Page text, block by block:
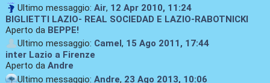
Ultimo messaggio: Air, 12 Apr 2010, 11:24
BIGLIETTI LAZIO- REAL SOCIEDAD E LAZIO-RABOTNICKI
Aperto da BEPPE!
Ultimo messaggio: Camel , 15 Ago 2011, 17:44
inter Lazio a Firenze
Aperto da Andre
Ultimo messaggio: Andre, 23 Ago 2013, 10:06